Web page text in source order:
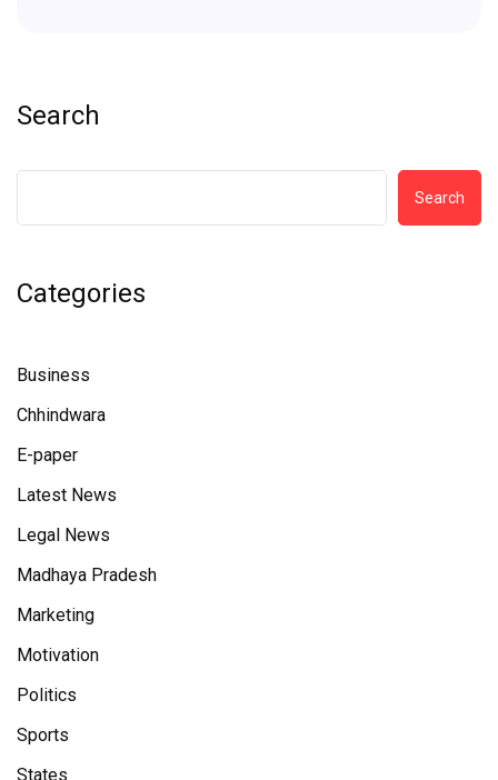
Search
Search
Categories
Business
Chhindwara
E-paper
Latest News
Legal News
Madhaya Pradesh
Marketing
Motivation
Politics
Sports
States